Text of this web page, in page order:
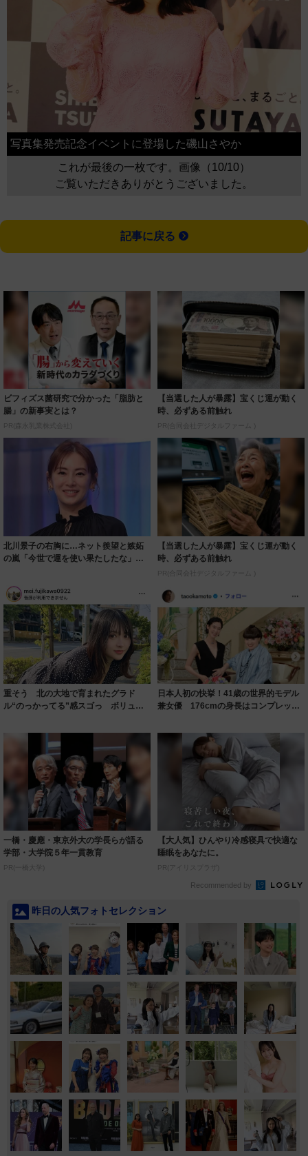
写真集発売記念イベントに登場した磯山さやか
これが最後の一枚です。画像（10/10）
ご覧いただきありがとうございました。
記事に戻る
ビフィズス菌研究で分かった「脂肪と
腸」の新事実とは？
PR(森永乳業株式会社)
【当選した人が暴露】宝くじ運が動く
時、必ずある前触れ
PR(合同会社デジタルファーム )
北川景子の右胸に…ネット羨望と嫉妬
の嵐「今世で運を使い果たしたな」
【当選した人が暴露】宝くじ運が動く
時、必ずある前触れ
PR(合同会社デジタルファーム )
重そう 北の大地で育まれたグラド
ル“のっかってる”感スゴっ ボリュー
日本人初の快挙！41歳の世界的モデル
兼女優 176cmの身長はコンプレック
一橋・慶應・東京外大の学長らが語る
学部・大学院５年一貫教育
PR(一橋大学)
【大人気】ひんやり冷感寝具で快適な
睡眠をあなたに。
PR(アイリスプラザ)
Recommended by
昨日の人気フォトセレクション